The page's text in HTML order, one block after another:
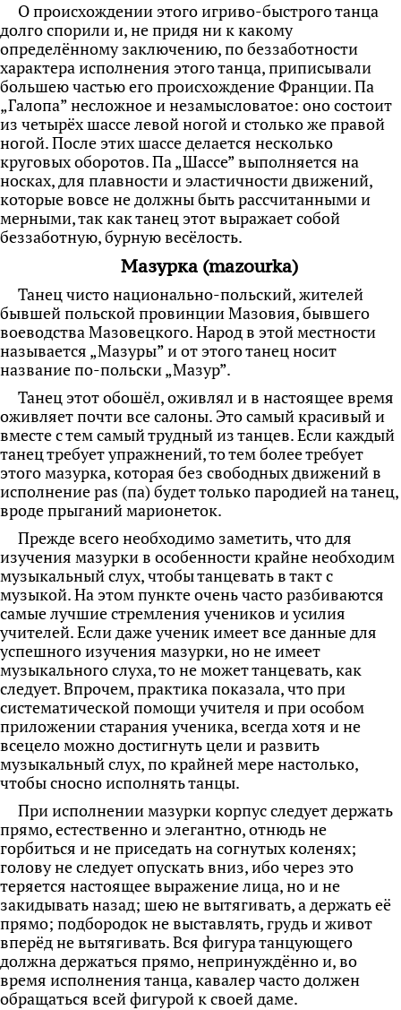
О происхождении этого игриво-быстрого танца
долго спорили и, не придя ни к какому
определённому заключению, по беззаботности
характера исполнения этого танца, приписывали
большею частью его происхождение Франции. Па
„Галопа” несложное и незамысловатое: оно состоит
из четырёх шассе левой ногой и столько же правой
ногой. После этих шассе делается несколько
круговых оборотов. Па „Шассе” выполняется на
носках, для плавности и эластичности движений,
которые вовсе не должны быть рассчитанными и
мерными, так как танец этот выражает собой
беззаботную, бурную весёлость.
Мазурка (mazourka)
Танец чисто национально-польский, жителей
бывшей польской провинции Мазовия, бывшего
воеводства Мазовецкого. Народ в этой местности
называется „Мазуры” и от этого танец носит
название по-польски „Мазур”.
Танец этот обошёл, оживлял и в настоящее время
оживляет почти все салоны. Это самый красивый и
вместе с тем самый трудный из танцев. Если каждый
танец требует упражнений, то тем более требует
этого мазурка, которая без свободных движений в
исполнение pas (па) будет только пародией на танец,
вроде прыганий марионеток.
Прежде всего необходимо заметить, что для
изучения мазурки в особенности крайне необходим
музыкальный слух, чтобы танцевать в такт с
музыкой. На этом пункте очень часторазбиваются
самые лучшие стремления учеников и усилия
учителей. Если даже ученик имеет все данные для
успешного изучения мазурки, но не имеет
музыкального слуха, то не может танцевать, как
следует. Впрочем, практика показала, что при
систематической помощи учителя и при особом
приложении старания ученика, всегда хотя и не
всецело можно достигнуть цели и развить
музыкальный слух, по крайней мере настолько,
чтобы сносно исполнять танцы.
При исполнении мазурки корпус следует держать
прямо, естественно и элегантно, отнюдь не
горбиться и не приседать на согнутых коленях;
голову не следует опускать вниз, ибо через это
теряется настоящее выражение лица, но и не
закидывать назад; шею не вытягивать, а держать её
прямо; подбородок не выставлять, грудь и живот
вперёд не вытягивать. Вся фигура танцующего
должна держаться прямо, непринуждённо и, во
время исполнения танца, кавалер часто должен
обращаться всей фигурой к своей даме.